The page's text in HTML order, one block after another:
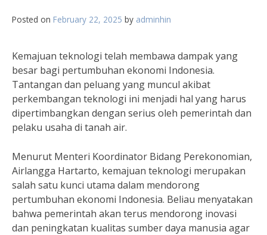
Posted on February 22, 2025 by adminhin
Kemajuan teknologi telah membawa dampak yang
besar bagi pertumbuhan ekonomi Indonesia.
Tantangan dan peluang yang muncul akibat
perkembangan teknologi ini menjadi hal yang harus
dipertimbangkan dengan serius oleh pemerintah dan
pelaku usaha di tanah air.
Menurut Menteri Koordinator Bidang Perekonomian,
Airlangga Hartarto, kemajuan teknologi merupakan
salah satu kunci utama dalam mendorong
pertumbuhan ekonomi Indonesia. Beliau menyatakan
bahwa pemerintah akan terus mendorong inovasi
dan peningkatan kualitas sumber daya manusia agar